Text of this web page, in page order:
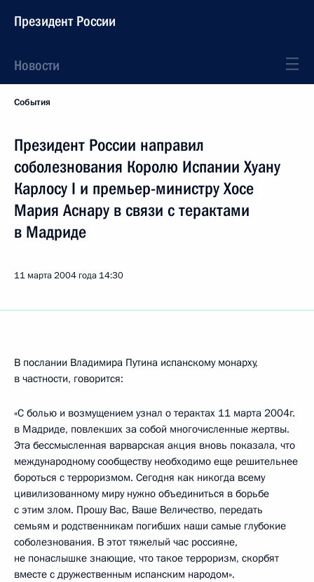
Президент России
Новости
События
Президент России направил
соболезнования Королю Испании Хуану
Карлосу I и премьер-министру Хосе
Мария Аснару в связи с терактами
в Мадриде
11 марта 2004 года 14:30
В послании Владимира Путина испанскому монарху,
в частности, говорится:
«С болью и возмущением узнал о терактах 11 марта 2004г.
в Мадриде, повлекших за собой многочисленные жертвы.
Эта бессмысленная варварская акция вновь показала, что
международному сообществу необходимо еще решительнее
бороться с терроризмом. Сегодня как никогда всему
цивилизованному миру нужно объединиться в борьбе
с этим злом. Прошу Вас, Ваше Величество, передать
семьям и родственникам погибших наши самые глубокие
соболезнования. В этот тяжелый час россияне,
не понаслышке знающие, что такое терроризм, скорбят
вместе с дружественным испанским народом».